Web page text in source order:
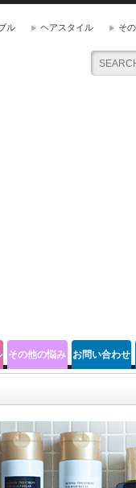
ル ヘアスタイル そ
その他の悩み お問い合わせ